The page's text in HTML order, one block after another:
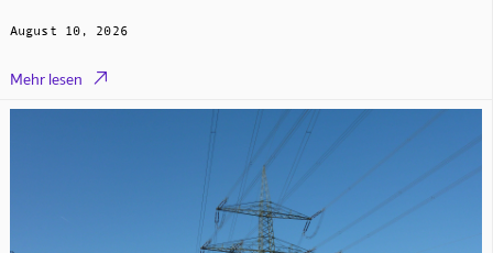
August 10, 2026
Mehr lesen 